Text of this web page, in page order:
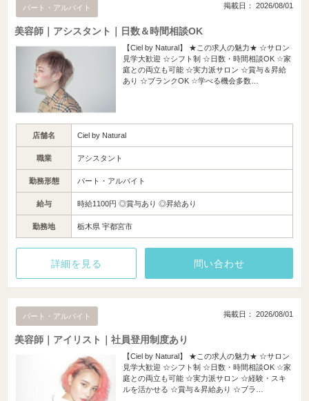
パート・アルバイト 掲載日： 2026/08/01
美容師｜アシスタント｜日数＆時間相談OK
【Ciel by Natural】 ★この求人の魅力★ ☆サロン
見学大歓迎 ☆シフト制 ☆日数・時間相談OK ☆家
庭との両立も可能 ☆実力派サロン ☆賞与＆昇給
あり ☆ブランクOK ☆学べる機会多数…
店舗名 Ciel by Natural
職業 アシスタント
勤務形態 パート・アルバイト
給与 時給1100円 ◎賞与あり ◎昇給あり
勤務地 栃木県 宇都宮市
詳細を見る 問い合わせ
パート・アルバイト 掲載日： 2026/08/01
美容師｜アイリスト｜社員登用制度あり
【Ciel by Natural】 ★この求人の魅力★ ☆サロン
見学大歓迎 ☆シフト制 ☆日数・時間相談OK ☆家
庭との両立も可能 ☆実力派サロン ☆経験・スキ
ルを活かせる ☆賞与＆昇給あり ☆ブラ…